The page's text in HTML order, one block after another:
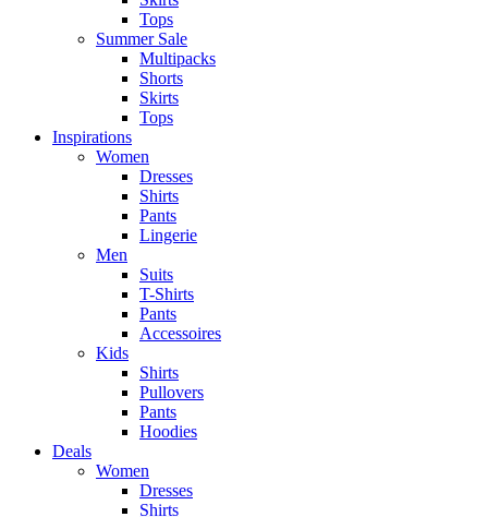
Tops
Summer Sale
Multipacks
Shorts
Skirts
Tops
Inspirations
Women
Dresses
Shirts
Pants
Lingerie
Men
Suits
T-Shirts
Pants
Accessoires
Kids
Shirts
Pullovers
Pants
Hoodies
Deals
Women
Dresses
Shirts